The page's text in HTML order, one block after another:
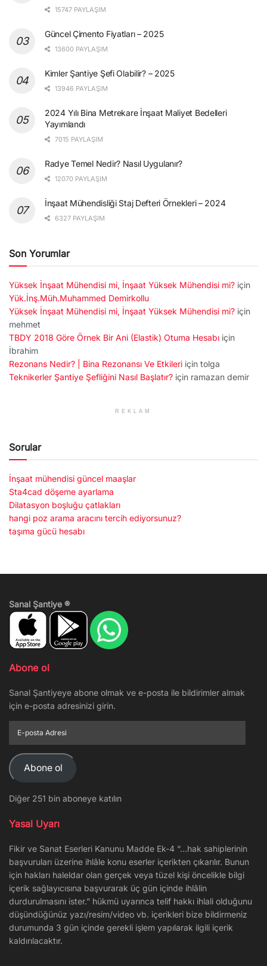
15747 PAYLAŞIM
Güncel Çimento Fiyatları – 2025
13600 PAYLAŞIM
Kimler Şantiye Şefi Olabilir? – 2025
13946 PAYLAŞIM
2024 Yılı Bina Metrekare İnşaat Maliyet Bedelleri
Yayımlandı
7015 PAYLAŞIM
Radye Temel Nedir? Nasıl Uygulanır?
12070 PAYLAŞIM
İnşaat Mühendisliği Staj Defteri Örnekleri – 2024
6327 PAYLAŞIM
Son Yorumlar
Yüksek İnşaat Mühendisi mi, İnşaat Yüksek Mühendisi mi? için
Yük.İnş.Müh.Muhammed Demirkollu
Yüksek İnşaat Mühendisi mi, İnşaat Yüksek Mühendisi mi? için
mehmet
TBDY 2018 Göre Örnek Bir Ani (Elastik) Otuma Hesabı için
İbrahim
Rezonans Nedir? | Bina Rezonansı Ve Etkileri için tolga
Teknikerler Şantiye Şefliğini Nasıl Başlatır? için ramazan demir
REKLAM
Sorular
İnşaat mühendisi güncel maaşlar
Sta4cad döşeme ayarlama
Dilatasyon boşluğu çatlakları
hangi poz arama aracını tercih ediyorsunuz?
taşıma gücü hesabı
Sanal Şantiye ®
Abone ol
Sanal Şantiyeye abone olmak ve e-posta ile bildirimler almak
için e-posta adresinizi girin.
posta
Adresi
Abone ol
Diğer 251 bin aboneye katılın
Yasal Uyarı
Fikir ve Sanat Eserleri Kanunu Madde Ek-4 “…hak sahiplerinin
başvuruları üzerine ihlâle konu eserler içerikten çıkarılır. Bunun
için hakları haleldar olan gerçek veya tüzel kişi öncelikle bilgi
içerik sağlayıcısına başvurarak üç gün içinde ihlâlin
durdurulmasını ister.” hükmü uyarınca telif hakkı ihlali olduğunu
düşündüğünüz yazı/resim/video vb. içerikleri bize bildirmeniz
durumunda 3 gün içinde gerekli işlem yapılarak ilgili içerik
kaldırılacaktır.